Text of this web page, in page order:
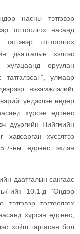
насны тэтгэвэр
тогтоолгох насанд
тогтоолгох
даатгалын хэлтэс
хугацаанд оруулан
татгалзсан”, улмаар
нэхэмжлэлийг
үндэслэн өндөр
хүрсэн өдрөөс
дүүргийн Нийгмийн
хавсарган хүсэлтээ
ны өдрөөс эхлэн
даатгалын сангаас
ийн 10.1-д “Өндөр
тэтгэвэр тогтоолгох
хүрсэн өдрөөс,
хойш гаргасан бол